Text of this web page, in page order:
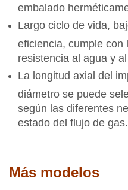
embalado
Largo ciclo de vida,
eficiencia, cumple con
resistencia al agua y
La longitud axial del
diámetro se puede
según las diferentes
estado del flujo de gas.
Más modelos